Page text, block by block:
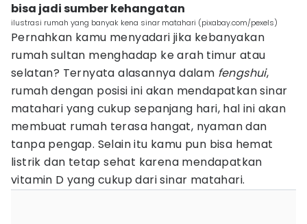
bisa jadi sumber kehangatan
ilustrasi rumah yang banyak kena sinar matahari (pixabay.com/pexels)
Pernahkan kamu menyadari jika kebanyakan
rumah sultan menghadap ke arah timur atau
selatan? Ternyata alasannya dalam fengshui,
rumah dengan posisi ini akan mendapatkan sinar
matahari yang cukup sepanjang hari, hal ini akan
membuat rumah terasa hangat, nyaman dan
tanpa pengap. Selain itu kamu pun bisa hemat
listrik dan tetap sehat karena mendapatkan
vitamin D yang cukup dari sinar matahari.